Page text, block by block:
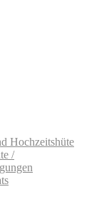
Hochzeitshüte
/